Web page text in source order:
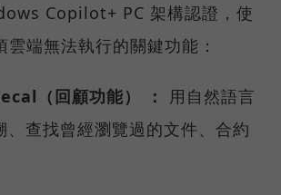
Copilot+ PC 架構認證，使
雲端無法執行的關鍵功能：
（回顧功能） ：
用自然語言
、查找曾經瀏覽過的文件、合約